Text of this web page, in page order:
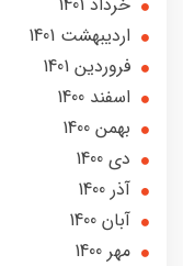
ارديبهشت 1401
فروردین 1401
اسفند 1400
بهمن 1400
دی 1400
آذر 1400
آبان 1400
مهر 1400